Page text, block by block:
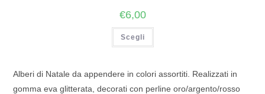
€6,00
Scegli
Alberi di Natale da appendere in colori assortiti. Realizzati in
gomma eva glitterata, decorati con perline oro/argento/rosso